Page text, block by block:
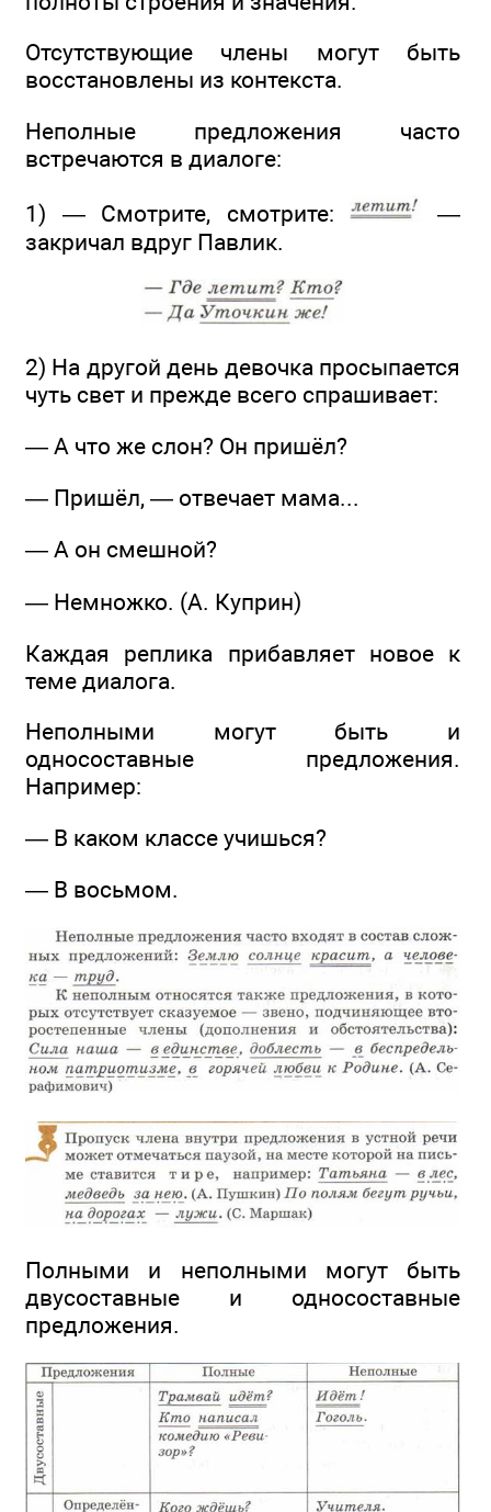
Отсутствующие члены могут быть
восстановлены из контекста.
Неполные предложения часто
встречаются в диалоге:
1) — Смотрите, смотрите:
—
закричал вдруг Павлик.
2) На другой день девочка просыпается
чуть свет и прежде всего спрашивает:
— А что же слон? Он пришёл?
— Пришёл, — отвечает мама...
— А он смешной?
— Немножко. (А. Куприн)
Каждая реплика прибавляет новое к
теме диалога.
Неполными могут быть и
односоставные предложения.
Например:
— В каком классе учишься?
— В восьмом.
Полными и неполными могут быть
двусоставные и односоставные
предложения.